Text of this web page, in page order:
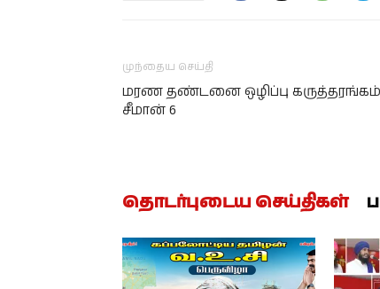
முந்தைய செய்தி
மரண தண்டனை ஒழிப்பு கருத்தரங்கம்
சீமான் 6
தொடர்புடைய செய்திகள்